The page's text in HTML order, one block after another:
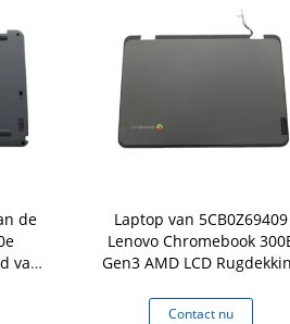
de
van
Laptop van 5CB0Z69409
Lenovo Chromebook
Gen3 AMD LCD
Contact nu